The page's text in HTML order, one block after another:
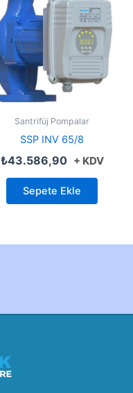
Santrifüj Pompalar
SSP INV 65/8
₺43.586,90 + KDV
Sepete Ekle